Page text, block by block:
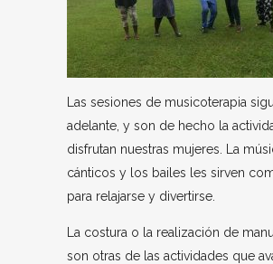
Las sesiones de musicoterapia
adelante, y son de hecho la
disfrutan nuestras mujeres. La
cánticos y los bailes les sirven
para relajarse y divertirse.
La costura o la realización de
son otras de las actividades que